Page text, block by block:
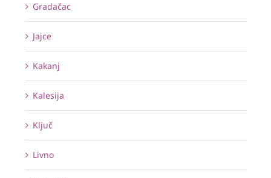
Gradačac
Jajce
Kakanj
Kalesija
Ključ
Livno